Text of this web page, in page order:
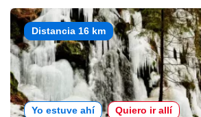
Distancia 16 km
Yo estuve ahí Quiero ir allí